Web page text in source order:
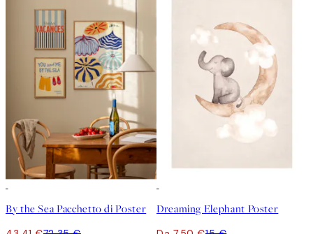
By the Sea Pacchetto di Poster Dreaming Elephant Poster